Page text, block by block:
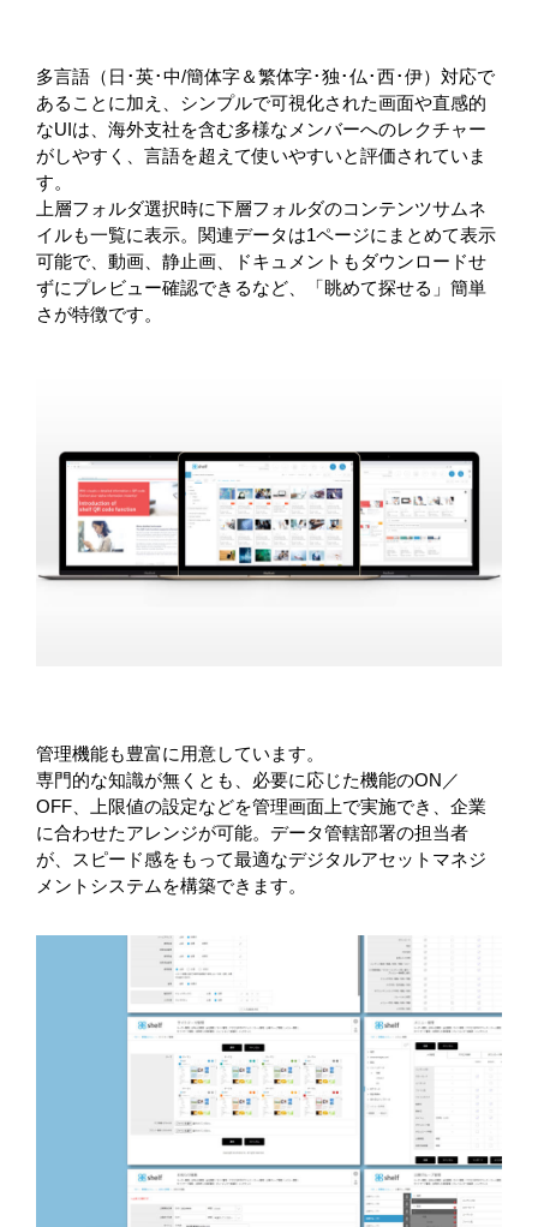
多言語（日･英･中/簡体字＆繁体字･独･仏･西･伊）対応で
あることに加え、シンプルで可視化された画面や直感的
なUIは、海外支社を含む多様なメンバーへのレクチャー
がしやすく、言語を超えて使いやすいと評価されていま
す。
上層フォルダ選択時に下層フォルダのコンテンツサムネ
イルも一覧に表示。関連データは1ページにまとめて表示
可能で、動画、静止画、ドキュメントもダウンロードせ
ずにプレビュー確認できるなど、「眺めて探せる」簡単
さが特徴です。
管理機能も豊富に用意しています。
専門的な知識が無くとも、必要に応じた機能のON／
OFF、上限値の設定などを管理画面上で実施でき、企業
に合わせたアレンジが可能。データ管轄部署の担当者
が、スピード感をもって最適なデジタルアセットマネジ
メントシステムを構築できます。